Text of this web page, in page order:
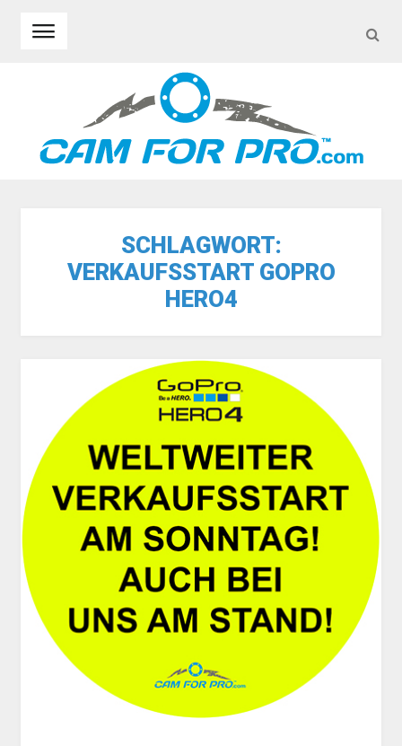
SCHLAGWORT:
VERKAUFSSTART GOPRO
HERO4